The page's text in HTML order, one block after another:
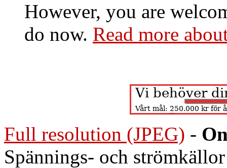
However, you are
do now. Read more
Full resolution (JPEG) -
Spännings- och